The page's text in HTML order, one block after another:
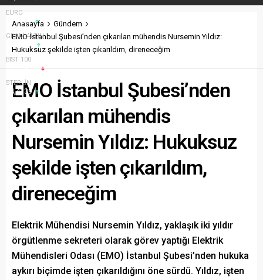
Anasayfa
Gündem
EMO İstanbul Şubesi’nden çıkarılan mühendis Nursemin Yıldız:
Hukuksuz şekilde işten çıkarıldım, direneceğim
EMO İstanbul Şubesi’nden
çıkarılan mühendis
Nursemin Yıldız: Hukuksuz
şekilde işten çıkarıldım,
direneceğim
Elektrik Mühendisi Nursemin Yıldız, yaklaşık iki yıldır
örgütlenme sekreteri olarak görev yaptığı Elektrik
Mühendisleri Odası (EMO) İstanbul Şubesi’nden hukuka
aykırı biçimde işten çıkarıldığını öne sürdü. Yıldız, işten